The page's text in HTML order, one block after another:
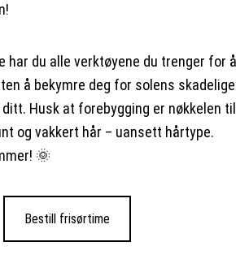
har du alle verktøyene du trenger for å
å bekymre deg for solens skadelige
Husk at forebygging er nøkkelen til
og vakkert hår – uansett hårtype.
🌞
Bestill frisørtime